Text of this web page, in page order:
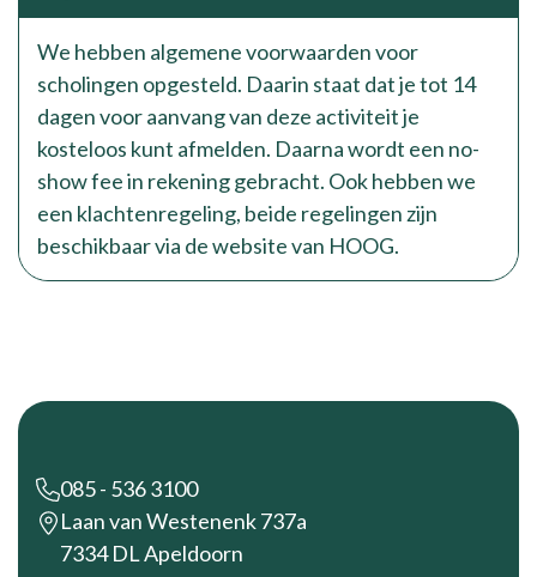
We hebben algemene voorwaarden voor
scholingen opgesteld. Daarin staat dat je tot 14
dagen voor aanvang van deze activiteit je
kosteloos kunt afmelden. Daarna wordt een no-
show fee in rekening gebracht. Ook hebben we
een klachtenregeling, beide regelingen zijn
beschikbaar via de website van HOOG.
Footer
085 - 536 3100
Laan van Westenenk 737a
7334 DL Apeldoorn